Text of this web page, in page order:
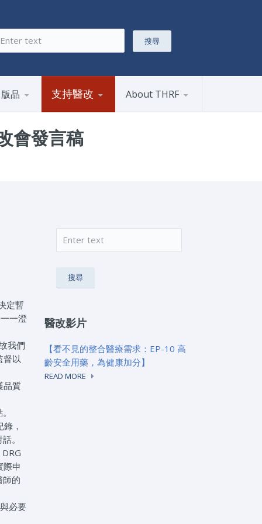
搜尋表單
尋
品 支持醫改 About THRF
會發言稿
定暫
一澄
我們
督以
品質
，
。
際申
師的
必要
搜尋表單
搜尋
醫改影片
【看不見的整合醫療需求：EP-10 高
齡安全用藥，為健康加分】
READ MORE